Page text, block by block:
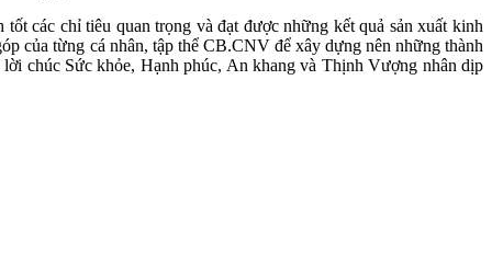
các chỉ tiêu quan trọng và đạt được những kết quả sản xuất kinh
của từng cá nhân, tập thể CB.CNV để xây dựng nên những thành
chúc Sức khỏe, Hạnh phúc, An khang và Thịnh Vượng nhân dịp